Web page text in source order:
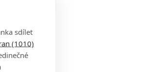
sdílet
(1010)